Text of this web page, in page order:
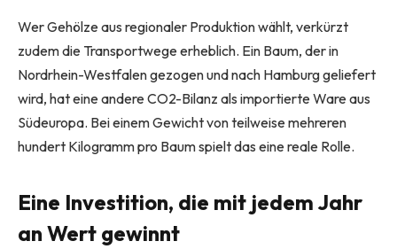
Wer Gehölze aus regionaler Produktion wählt, verkürzt
zudem die Transportwege erheblich. Ein Baum, der in
Nordrhein-Westfalen gezogen und nach Hamburg geliefert
wird, hat eine andere CO2-Bilanz als importierte Ware aus
Südeuropa. Bei einem Gewicht von teilweise mehreren
hundert Kilogramm pro Baum spielt das eine reale Rolle.
Eine Investition, die mit jedem Jahr
an Wert gewinnt